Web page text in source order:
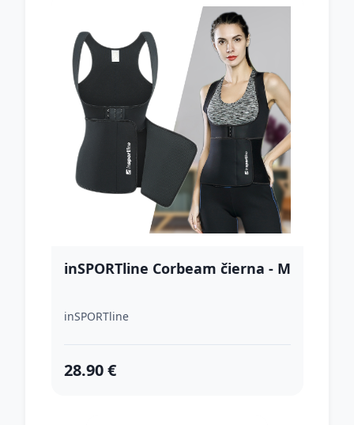
inSPORTline Corbeam čierna - M
inSPORTline
28.90 €